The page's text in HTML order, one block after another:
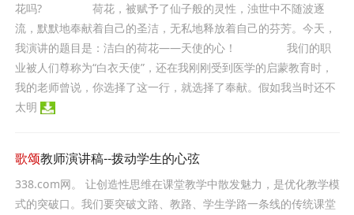
花吗? 荷花，被赋予了仙子般的灵性，浊世中不随波逐
流，默默地奉献着自己的圣洁，无私地释放着自己的芬芳。今天，
我演讲的题目是：洁白的荷花——天使的心！ 我们的职
业被人们尊称为“白衣天使”，还在我刚刚受到医学的启蒙教育时，
我的老师曾说，你选择了这一行，就选择了奉献。假如我当时还不
太明
歌颂教师演讲稿--拨动学生的心弦
338.com网。 让创造性思维在课堂教学中散发魅力，是优化教学模
式的突破口。我们要突破文路、教路、学生学路一条线的传统课堂